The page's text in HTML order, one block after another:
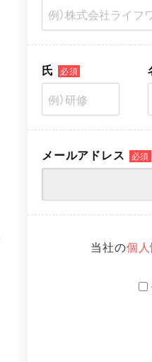
氏 必須
メールアドレス 必須
当社の個